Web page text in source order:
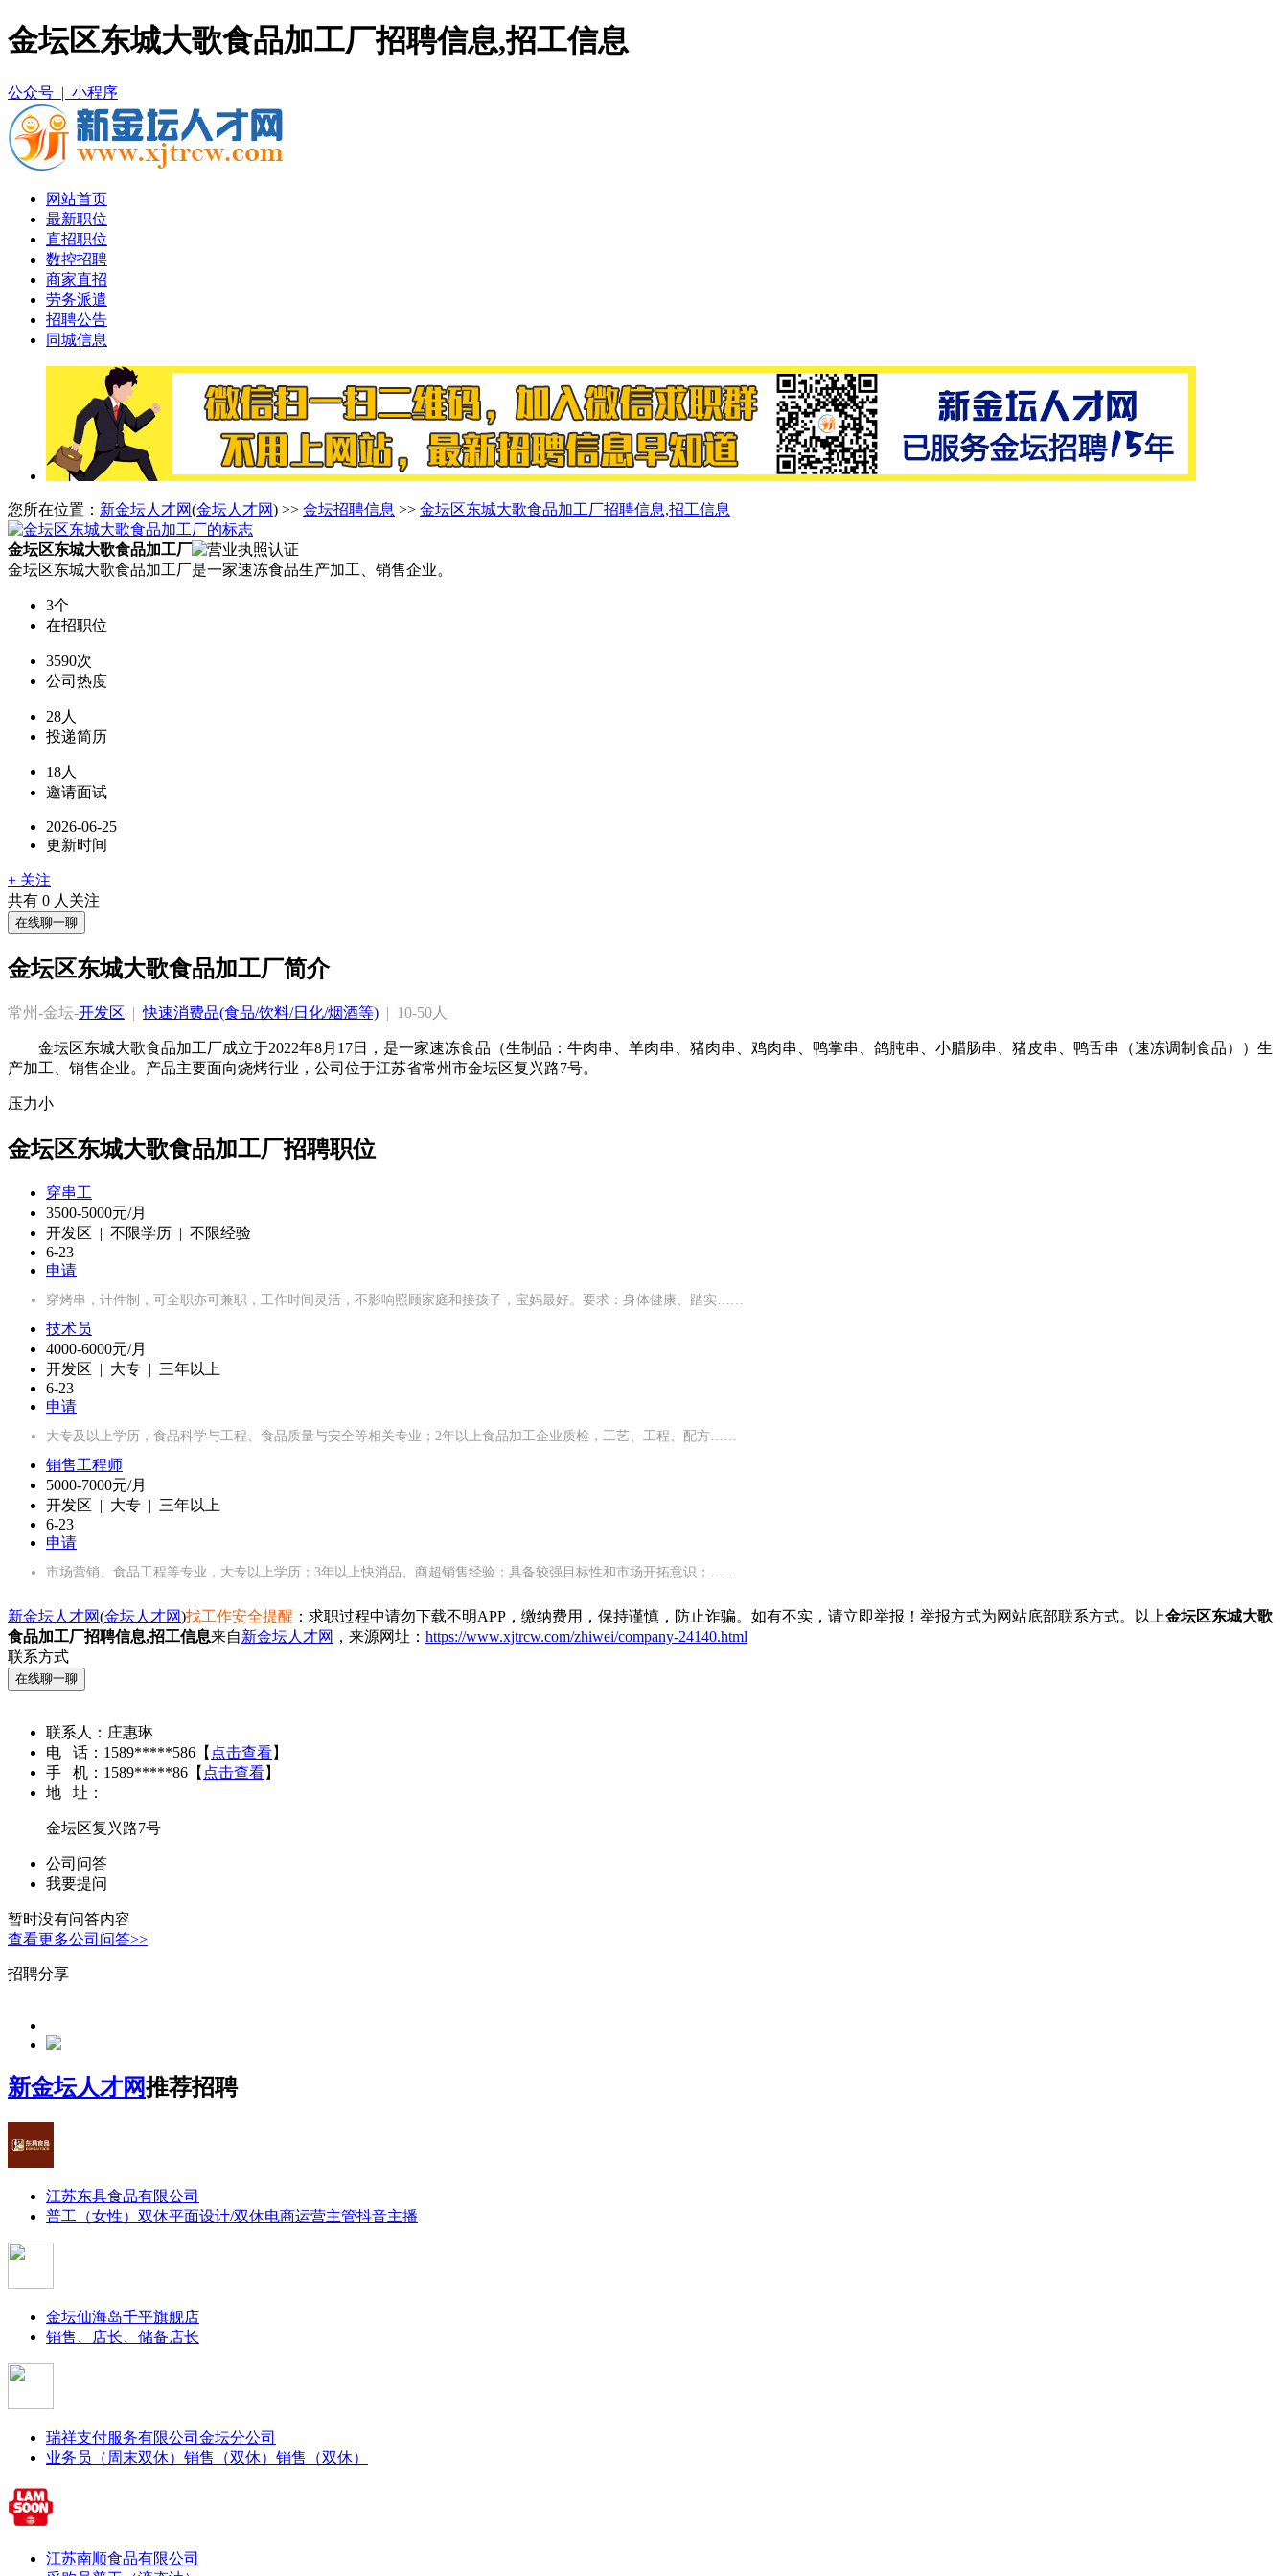
金坛区东城大歌食品加工厂招聘信息,招工信息
公众号 | 小程序
网站首页
最新职位
直招职位
数控招聘
商家直招
劳务派遣
招聘公告
同城信息
您所在位置： 新金坛人才网(金坛人才网) >> 金坛招聘信息 >> 金坛区东城大歌食品加工厂招聘信息,招工信息
金坛区东城大歌食品加工厂
金坛区东城大歌食品加工厂是一家速冻食品生产加工、销售企业。
3个
在招职位
3590次
公司热度
28人
投递简历
18人
邀请面试
2026-06-25
更新时间
+ 关注
共有 0 人关注
在线聊一聊
金坛区东城大歌食品加工厂简介
常州-金坛-开发区 | 快速消费品(食品/饮料/日化/烟酒等) |  10-50人
金坛区东城大歌食品加工厂成立于2022年8月17日，是一家速冻食品（生制品：牛肉串、羊肉串、猪肉串、鸡肉串、鸭掌串、鸽肫串、小腊肠串、猪皮串、鸭舌串（速冻调制食品））生
产加工、销售企业。产品主要面向烧烤行业，公司位于江苏省常州市金坛区复兴路7号。
压力小
金坛区东城大歌食品加工厂招聘职位
穿串工
3500-5000元/月
开发区 | 不限学历 | 不限经验
6-23
申请
穿烤串，计件制，可全职亦可兼职，工作时间灵活，不影响照顾家庭和接孩子，宝妈最好。要求：身体健康、踏实……
技术员
4000-6000元/月
开发区 | 大专 | 三年以上
6-23
申请
大专及以上学历，食品科学与工程、食品质量与安全等相关专业；2年以上食品加工企业质检，工艺、工程、配方……
销售工程师
5000-7000元/月
开发区 | 大专 | 三年以上
6-23
申请
市场营销、食品工程等专业，大专以上学历；3年以上快消品、商超销售经验；具备较强目标性和市场开拓意识；……
新金坛人才网(金坛人才网)找工作安全提醒 ：求职过程中请勿下载不明APP，缴纳费用，保持谨慎，防止诈骗。如有不实，请立即举报！举报方式为网站底部联系方式。以上金坛区东城大歌
食品加工厂招聘信息,招工信息来自新金坛人才网 ，来源网址： https://www.xjtrcw.com/zhiwei/company-24140.html
联系方式
在线聊一聊
联系人： 庄惠琳
电 话： 1589*****586 【 点击查看】
手 机： 1589*****86 【 点击查看】
地 址：
金坛区复兴路7号
公司问答
我要提问
暂时没有问答内容
查看更多公司问答>>
招聘分享
新金坛人才网推荐招聘
江苏东具食品有限公司
普工（女性）双休平面设计/双休电商运营主管抖音主播
金坛仙海岛千平旗舰店
销售、店长、储备店长
瑞祥支付服务有限公司金坛分公司
业务员（周末双休） 销售（双休） 销售（双休）
江苏南顺食品有限公司